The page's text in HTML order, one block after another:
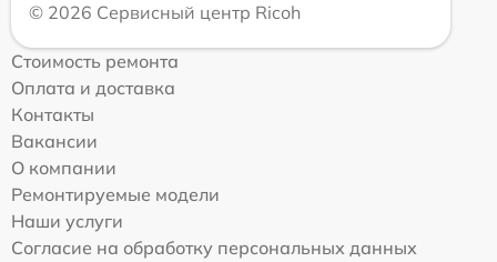
© 2026 Сервисный центр Ricoh
Стоимость ремонта
Оплата и доставка
Контакты
Вакансии
О компании
Ремонтируемые модели
Наши услуги
Согласие на обработку персональных данных